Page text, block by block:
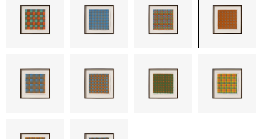
26.06.2026 | 07.10.2026
discover_more
25.06.2026 | 21.08.2026
discover_more
06.06.2026 | 20.09.2026
discover_more
29.08.2026 | 05.09.2026
discover_more
03.09.2026 | 07.10.2026
discover_more
10.09.2026 | 10.10.2026
discover_more
01.09.2026 | 12.09.2026
discover_more
prev next